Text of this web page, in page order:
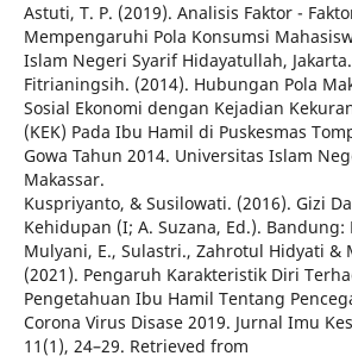
Astuti, T. P. (2019). Analisis Faktor -
Mempengaruhi Pola Konsumsi
Islam Negeri Syarif Hidayatullah, Jakarta.
Fitrianingsih. (2014). Hubungan Pola
Sosial Ekonomi dengan Kejadian
(KEK) Pada Ibu Hamil di Puskesmas
Gowa Tahun 2014. Universitas Islam
Makassar.
Kuspriyanto, & Susilowati. (2016). Gizi
Kehidupan (I; A. Suzana, Ed.). Bandung:
Mulyani, E., Sulastri., Zahrotul Hidyati &
(2021). Pengaruh Karakteristik Diri
Pengetahuan Ibu Hamil Tentang
Corona Virus Disase 2019. Jurnal Imu
11(1), 24–29. Retrieved from